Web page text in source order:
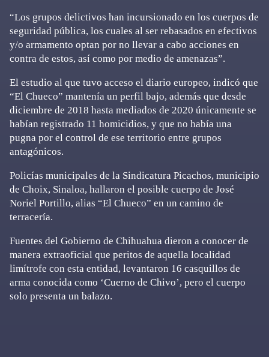
“Los grupos delictivos han incursionado en los cuerpos de
seguridad pública, los cuales al ser rebasados en efectivos
y/o armamento optan por no llevar a cabo acciones en
contra de estos, así como por medio de amenazas”.
El estudio al que tuvo acceso el diario europeo, indicó que
“El Chueco” mantenía un perfil bajo, además que desde
diciembre de 2018 hasta mediados de 2020 únicamente se
habían registrado 11 homicidios, y que no había una
pugna por el control de ese territorio entre grupos
antagónicos.
Policías municipales de la Sindicatura Picachos, municipio
de Choix, Sinaloa, hallaron el posible cuerpo de José
Noriel Portillo, alias “El Chueco” en un camino de
terracería.
Fuentes del Gobierno de Chihuahua dieron a conocer de
manera extraoficial que peritos de aquella localidad
limítrofe con esta entidad, levantaron 16 casquillos de
arma conocida como ‘Cuerno de Chivo’, pero el cuerpo
solo presenta un balazo.